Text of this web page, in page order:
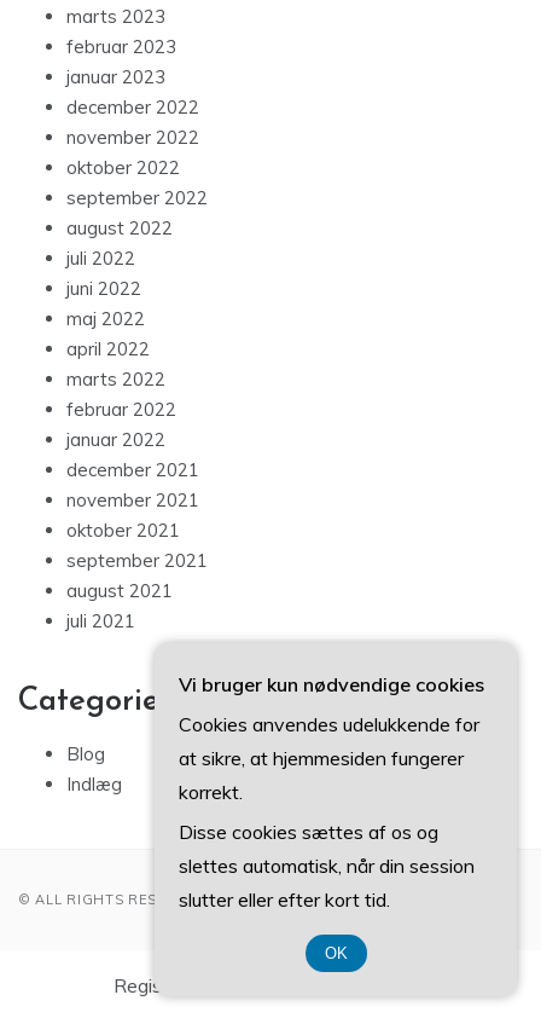
marts 2023
februar 2023
januar 2023
december 2022
november 2022
oktober 2022
september 2022
august 2022
juli 2022
juni 2022
maj 2022
april 2022
marts 2022
februar 2022
januar 2022
december 2021
november 2021
oktober 2021
september 2021
august 2021
juli 2021
Categories
Blog
Indlæg
© ALL RIGHTS RESERVED 2022
Registreringsnummer DK 37407739
Vi bruger kun nødvendige cookies
Cookies anvendes udelukkende for
at sikre, at hjemmesiden fungerer
korrekt.
Disse cookies sættes af os og
slettes automatisk, når din session
slutter eller efter kort tid.
OK